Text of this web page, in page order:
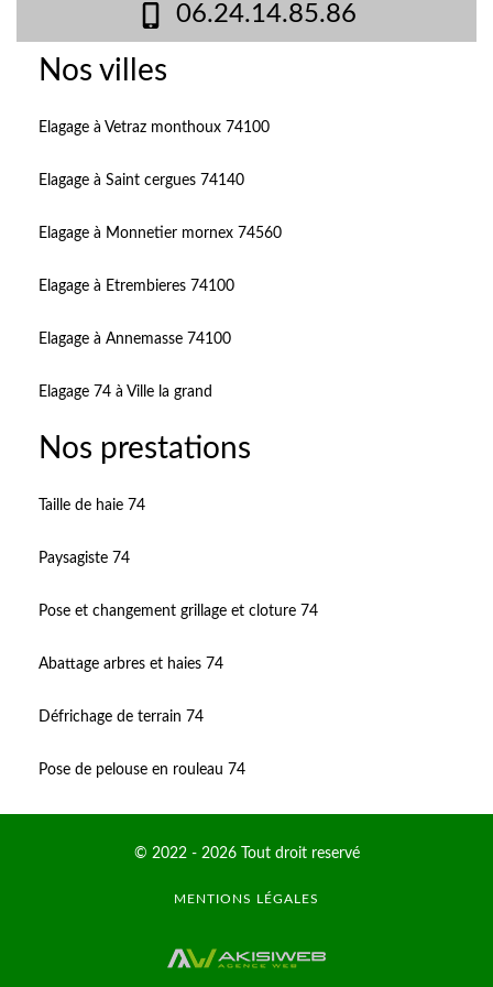
06.24.14.85.86
Nos villes
Elagage à Vetraz monthoux 74100
Elagage à Saint cergues 74140
Elagage à Monnetier mornex 74560
Elagage à Etrembieres 74100
Elagage à Annemasse 74100
Elagage 74 à Ville la grand
Nos prestations
Taille de haie 74
Paysagiste 74
Pose et changement grillage et cloture 74
Abattage arbres et haies 74
Défrichage de terrain 74
Pose de pelouse en rouleau 74
© 2022 - 2026 Tout droit reservé
MENTIONS LÉGALES